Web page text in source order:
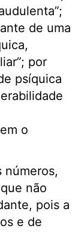
de uma
por
psíquica
o
números,
não
pois a
e de